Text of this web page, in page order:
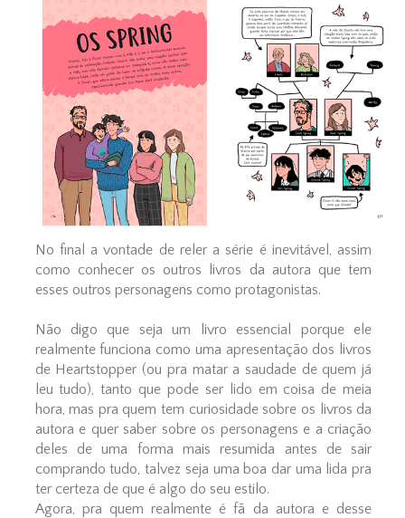
No final a vontade de reler a série é inevitável, assim
como conhecer os outros livros da autora que tem
esses outros personagens como protagonistas.
Não digo que seja um livro essencial porque ele
realmente funciona como uma apresentação dos livros
de Heartstopper (ou pra matar a saudade de quem já
leu tudo), tanto que pode ser lido em coisa de meia
hora, mas pra quem tem curiosidade sobre os livros da
autora e quer saber sobre os personagens e a criação
deles de uma forma mais resumida antes de sair
comprando tudo, talvez seja uma boa dar uma lida pra
ter certeza de que é algo do seu estilo.
Agora, pra quem realmente é fã da autora e desse